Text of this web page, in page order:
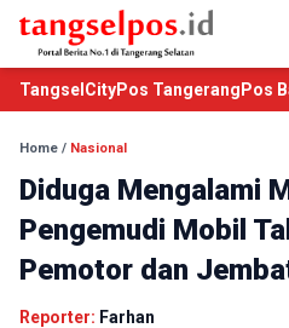
TangselCityPos Tangerang Pos
Home / Nasional
Diduga Mengalami
Pengemudi Mobil
Pemotor dan
Reporter: Farhan